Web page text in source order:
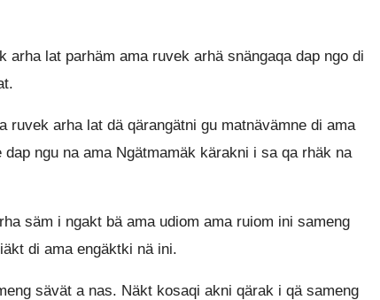
arha lat parhäm ama ruvek arhä snängaqa dap ngo di
ruvek arha lat dä qärangätni gu matnävämne di ama
ngu na ama Ngätmamäk kärakni i sa qa rhäk na
säm i ngakt bä ama udiom ama ruiom ini sameng
di ama engäktki nä ini.
sävät a nas. Näkt kosaqi akni qärak i qä sameng